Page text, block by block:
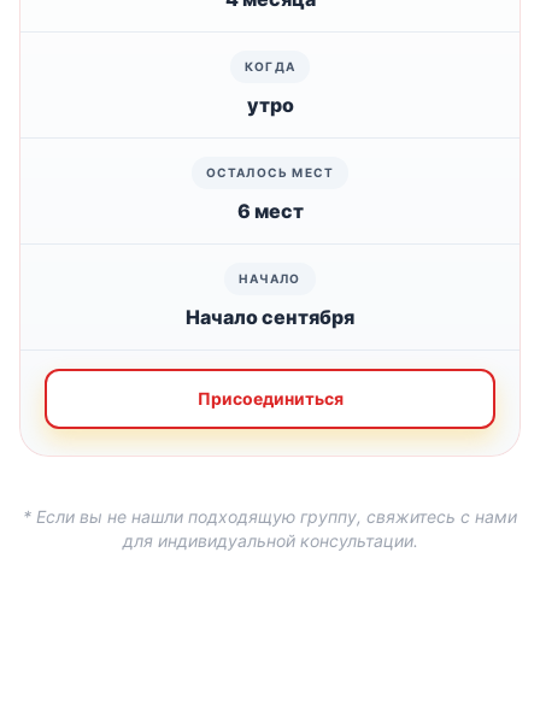
утро
6 мест
Начало сентября
Присоединиться
* Если вы не нашли подходящую группу, свяжитесь с нами
для индивидуальной консультации.